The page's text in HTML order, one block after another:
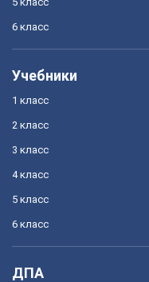
6 класс
Учебники
1 класс
2 класс
3 класс
4 класс
5 класс
6 класс
ДПА